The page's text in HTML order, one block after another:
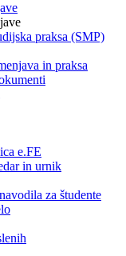
praksa (SMP)
in praksa
e.FE
in urnik
za študente